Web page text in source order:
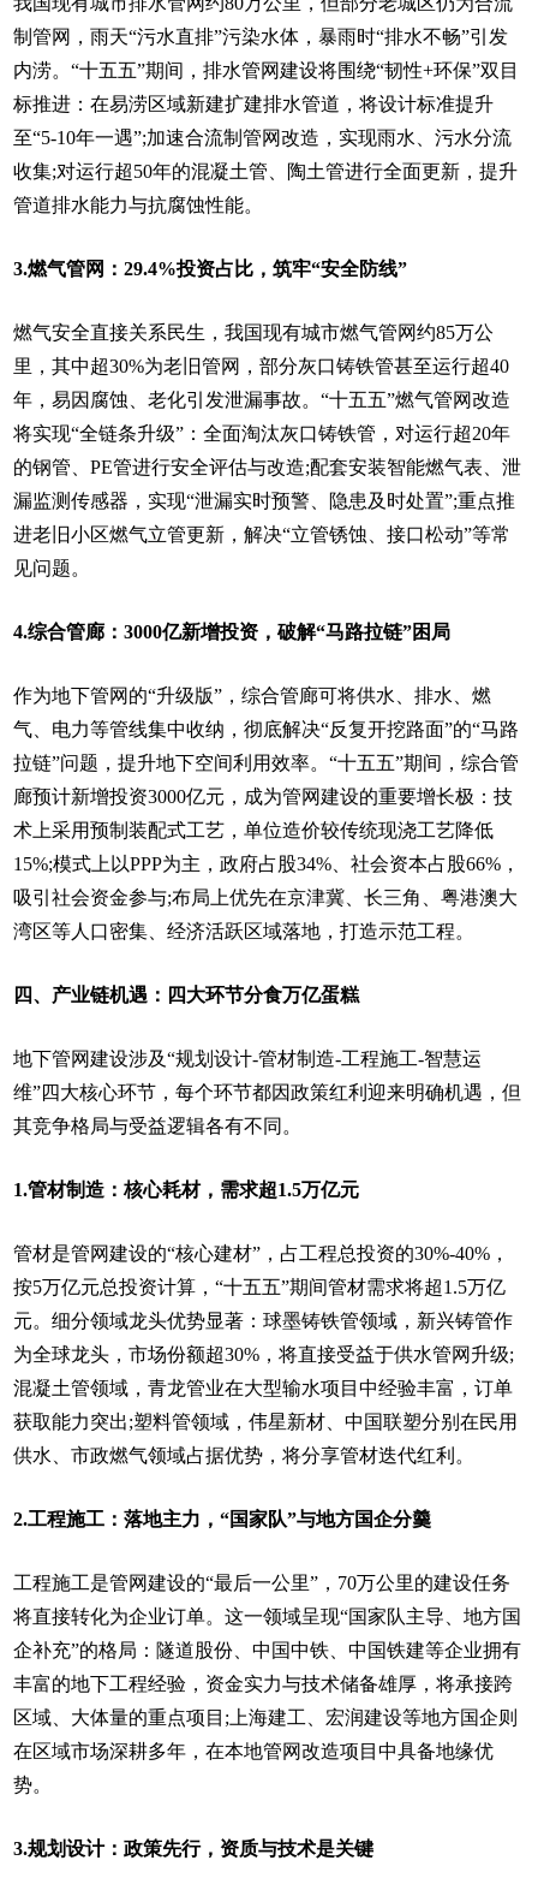
制管网，雨天“污水直排”污染水体，暴雨时“排水不畅”引发
内涝。“十五五”期间，排水管网建设将围绕“韧性+环保”双目
标推进：在易涝区域新建扩建排水管道，将设计标准提升
至“5-10年一遇”;加速合流制管网改造，实现雨水、污水分流
收集;对运行超50年的混凝土管、陶土管进行全面更新，提升
管道排水能力与抗腐蚀性能。
3.燃气管网：29.4%投资占比，筑牢“安全防线”
燃气安全直接关系民生，我国现有城市燃气管网约85万公
里，其中超30%为老旧管网，部分灰口铸铁管甚至运行超40
年，易因腐蚀、老化引发泄漏事故。“十五五”燃气管网改造
将实现“全链条升级”：全面淘汰灰口铸铁管，对运行超20年
的钢管、PE管进行安全评估与改造;配套安装智能燃气表、泄
漏监测传感器，实现“泄漏实时预警、隐患及时处置”;重点推
进老旧小区燃气立管更新，解决“立管锈蚀、接口松动”等常
见问题。
4.综合管廊：3000亿新增投资，破解“马路拉链”困局
作为地下管网的“升级版”，综合管廊可将供水、排水、燃
气、电力等管线集中收纳，彻底解决“反复开挖路面”的“马路
拉链”问题，提升地下空间利用效率。“十五五”期间，综合管
廊预计新增投资3000亿元，成为管网建设的重要增长极：技
术上采用预制装配式工艺，单位造价较传统现浇工艺降低
15%;模式上以PPP为主，政府占股34%、社会资本占股66%，
吸引社会资金参与;布局上优先在京津冀、长三角、粤港澳大
湾区等人口密集、经济活跃区域落地，打造示范工程。
四、产业链机遇：四大环节分食万亿蛋糕
地下管网建设涉及“规划设计-管材制造-工程施工-智慧运
维”四大核心环节，每个环节都因政策红利迎来明确机遇，但
其竞争格局与受益逻辑各有不同。
1.管材制造：核心耗材，需求超1.5万亿元
管材是管网建设的“核心建材”，占工程总投资的30%-40%，
按5万亿元总投资计算，“十五五”期间管材需求将超1.5万亿
元。细分领域龙头优势显著：球墨铸铁管领域，新兴铸管作
为全球龙头，市场份额超30%，将直接受益于供水管网升级;
混凝土管领域，青龙管业在大型输水项目中经验丰富，订单
获取能力突出;塑料管领域，伟星新材、中国联塑分别在民用
供水、市政燃气领域占据优势，将分享管材迭代红利。
2.工程施工：落地主力，“国家队”与地方国企分羹
工程施工是管网建设的“最后一公里”，70万公里的建设任务
将直接转化为企业订单。这一领域呈现“国家队主导、地方国
企补充”的格局：隧道股份、中国中铁、中国铁建等企业拥有
丰富的地下工程经验，资金实力与技术储备雄厚，将承接跨
区域、大体量的重点项目;上海建工、宏润建设等地方国企则
在区域市场深耕多年，在本地管网改造项目中具备地缘优
势。
3.规划设计：政策先行，资质与技术是关键